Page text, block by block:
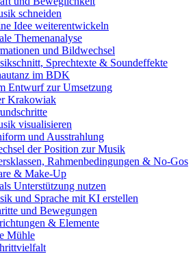
schneiden
Idee weiterentwickeln
Themenanalyse
und Bildwechsel
Sprechtexte & Soundeffekte
im BDK
Entwurf zur Umsetzung
Krakowiak
visualisieren
und Ausstrahlung
der Position zur Musik
Rahmenbedingungen & No-Gos
& Make-Up
Unterstützung nutzen
und Sprache mit KI erstellen
und Bewegungen
& Elemente
Mühle